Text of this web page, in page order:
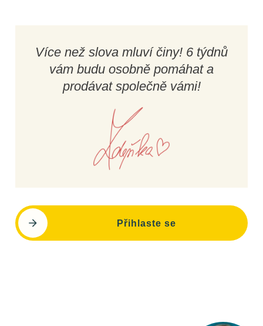
Více než slova mluví činy! 6 týdnů
vám budu osobně pomáhat a
prodávat společně vámi!
Přihlaste se